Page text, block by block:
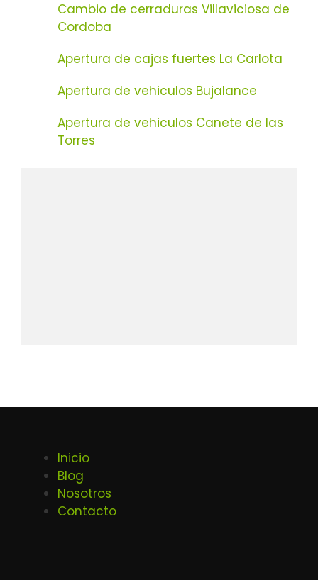
Cambio de cerraduras Villaviciosa de
Cordoba
Apertura de cajas fuertes La Carlota
Apertura de vehiculos Bujalance
Apertura de vehiculos Canete de las
Torres
Inicio
Blog
Nosotros
Contacto